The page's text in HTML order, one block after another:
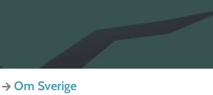
Om Sverige